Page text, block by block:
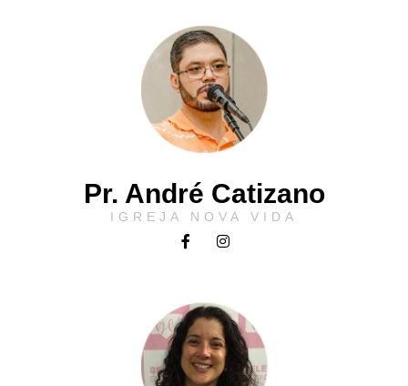
Pr. André Catizano
IGREJA NOVA VIDA